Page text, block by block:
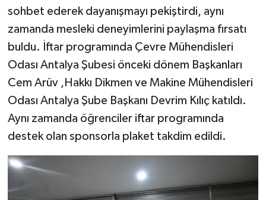
sohbet ederek dayanışmayı pekiştirdi, aynı
zamanda mesleki deneyimlerini paylaşma fırsatı
buldu. İftar programında Çevre Mühendisleri
Odası Antalya Şubesi önceki dönem Başkanları
Cem Arüv ,Hakkı Dikmen ve Makine Mühendisleri
Odası Antalya Şube Başkanı Devrim Kılıç katıldı.
Aynı zamanda öğrenciler iftar programında
destek olan sponsorla plaket takdim edildi.